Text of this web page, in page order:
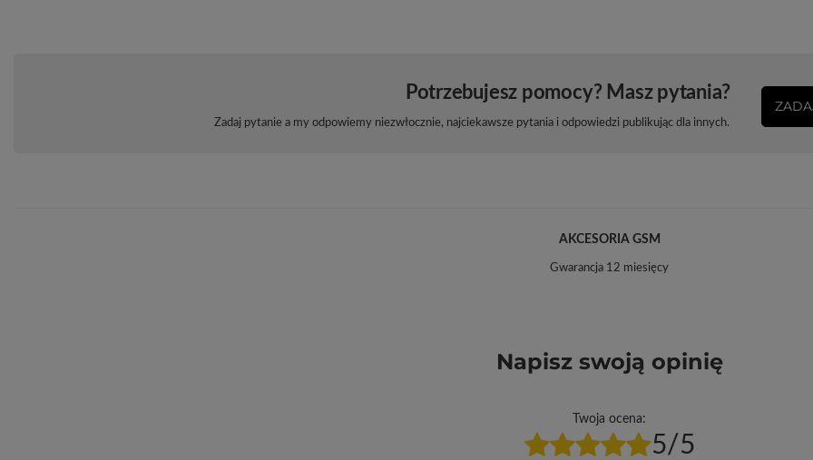
Potrzebujesz pomocy? Masz pytania?
Zadaj pytanie a my odpowiemy niezwłocznie, najciekawsze pytania i odpowiedzi publikując dla innych.
AKCESORIA GSM
Gwarancja 12 miesięcy
Napisz swoją opinię
Twoja ocena:
5/5